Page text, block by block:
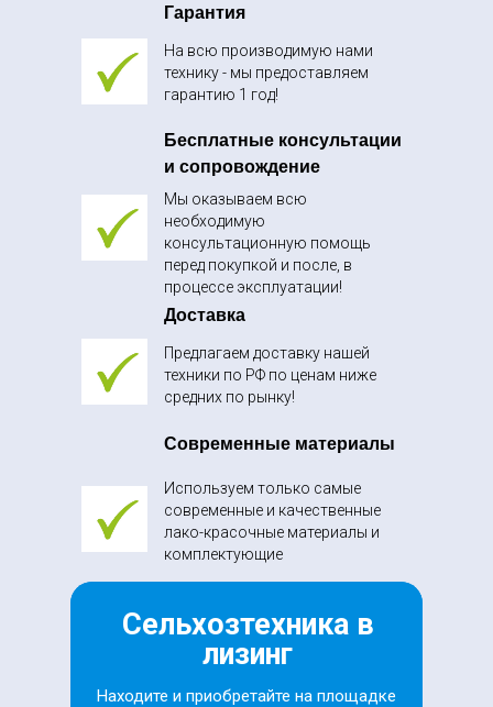
Гарантия
На всю производимую нами
технику - мы предоставляем
гарантию 1 год!
Бесплатные консультации
и сопровождение
Мы оказываем всю
необходимую
консультационную помощь
перед покупкой и после, в
процессе эксплуатации!
Доставка
Предлагаем доставку нашей
техники по РФ по ценам ниже
средних по рынку!
Современные материалы
Используем только самые
современные и качественные
лако-красочные материалы и
комплектующие
Сельхозтехника в
лизинг
Находите и приобретайте на площадке